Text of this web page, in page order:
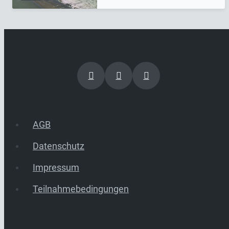
AGB
Datenschutz
Impressum
Teilnahmebedingungen